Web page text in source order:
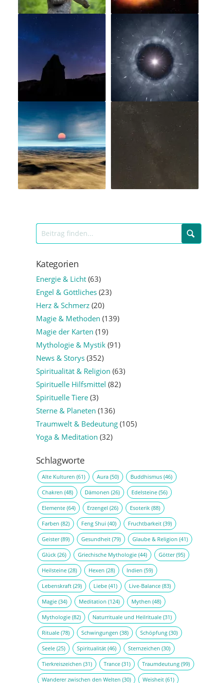
Kategorien
Energie & Licht(63)
Engel & Göttliches(23)
Herz & Schmerz(20)
Magie & Methoden (139)
Magie der Karten (19)
Mythologie & Mystik(91)
News & Storys(352)
Spiritualität & Religion (63)
Spirituelle Hilfsmittel (82)
Spirituelle Tiere(3)
Sterne & Planeten (136)
Traumwelt & Bedeutung(105)
Yoga & Meditation (32)
Schlagworte
Alte Kulturen (61) Aura(50) Buddhismus(46)
Chakren (48) Dämonen (26) Edelsteine(56)
Elemente(64) Erzengel (26) Esoterik(88)
Farben (82) Feng Shui (40) Fruchtbarkeit(39)
Geister(89) Gesundheit(79) Glaube & Religion (41)
Glück(26) Griechische Mythologie(44) Götter(95)
Heilsteine(28) Hexen (28) Indien (59)
Lebenskraft(29) Liebe(41) Live-Balance(83)
Magie(34) Meditation (124) Mythen (48)
Mythologie(82) Naturrituale und Heilrituale(31)
Rituale(78) Schwingungen (38) Schöpfung(30)
Seele(25) Spiritualität(46) Sternzeichen (30)
Tierkreiszeichen (31) Trance(31) Traumdeutung(99)
Wanderer zwischen den Welten (30) Weisheit(61)